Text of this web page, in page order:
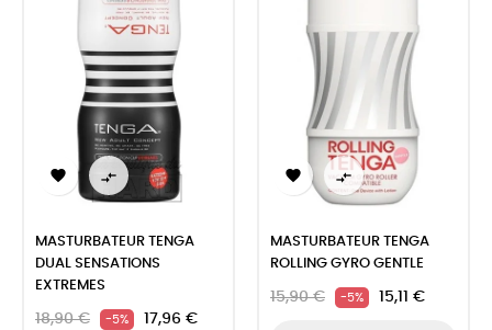
 
MASTURBATEUR TENGA
DUAL SENSATIONS
EXTREMES
18,90 € -5% 17,96 €
 
MASTURBATEUR TENGA
ROLLING GYRO GENTLE
15,90 € -5% 15,11 €